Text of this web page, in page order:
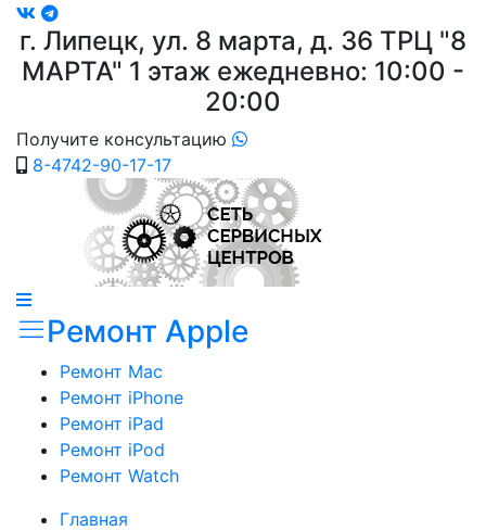
г. Липецк, ул. 8 марта, д. 36 ТРЦ "8
МАРТА" 1 этаж ежедневно: 10:00 -
20:00
Получите консультацию
8-4742-90-17-17
Ремонт Apple
Ремонт Mac
Ремонт iPhone
Ремонт iPad
Ремонт iPod
Ремонт Watch
Главная